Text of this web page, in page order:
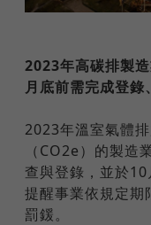
2023年高碳排製
月底前需完成登錄
2023年溫室氣體
（CO2e）的製
查與登錄，並於
提醒事業依規定期
罰鍰。